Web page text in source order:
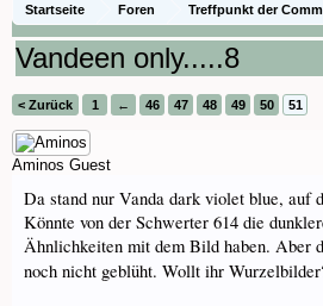
Startseite Foren
Treffpunkt der
Orchideenfotos (Hybriden)
Vandeen only.....8
< Zurück 1 ← 46 47 48 49 50 51
Aminos Guest
Da stand nur Vanda dark violet blue, auf
Könnte von der Schwerter 614 die
Ähnlichkeiten mit dem Bild haben. Aber
noch nicht geblüht. Wollt ihr